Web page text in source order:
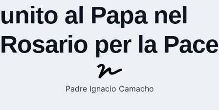
unito al Papa nel
Rosario per la Pace
Padre Ignacio Camacho